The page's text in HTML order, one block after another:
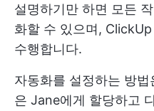
설명하기만 하면 모든
화할 수 있으며,
수행합니다.
자동화를 설정하는 방
은 Jane에게 할당하고